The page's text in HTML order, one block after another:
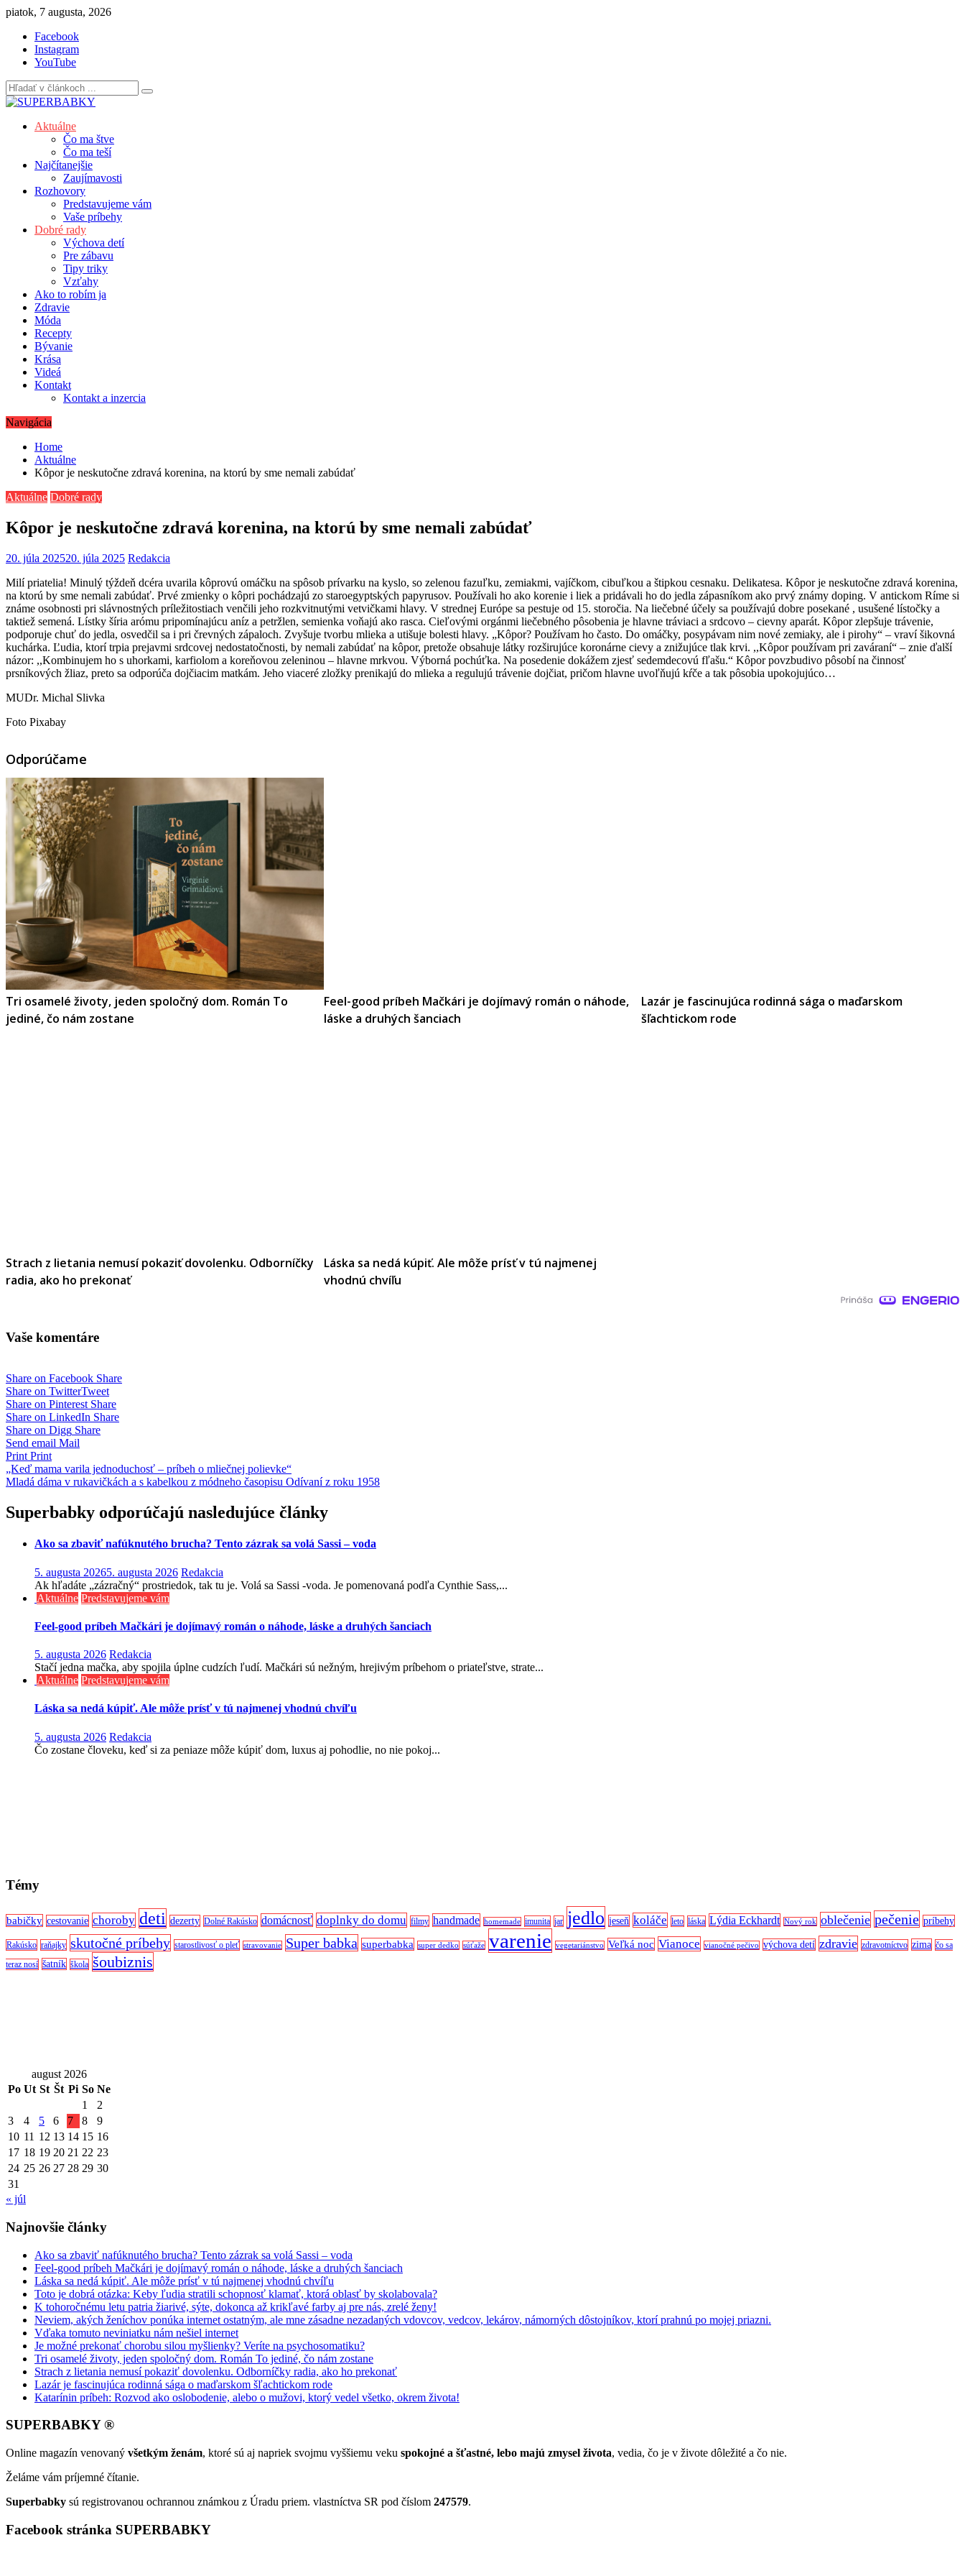
Skip
content
piatok, 7 augusta, 2026
Facebook
Instagram
YouTube
Aktuálne
Čo ma štve
Čo ma teší
Najčítanejšie
Zaujímavosti
Rozhovory
Predstavujeme vám
Vaše príbehy
Dobré rady
Výchova detí
Pre zábavu
Tipy triky
Vzťahy
Ako to robím ja
Zdravie
Móda
Recepty
Bývanie
Krása
Videá
Kontakt
Kontakt a inzercia
Navigácia
Home
Aktuálne
Kôpor je neskutočne zdravá korenina, na ktorú by sme nemali zabúdať
Aktuálne Dobré rady
Kôpor je neskutočne zdravá korenina, na ktorú by sme nemali zabúdať
20. júla 202520. júla 2025 Redakcia
Milí priatelia! Minulý týždeň dcéra uvarila kôprovú omáčku na spôsob prívarku na kyslo, so zelenou fazuľku, zemiakmi, vajíčkom, cibuľkou a štipkou cesnaku. Delikatesa. Kôpor je neskutočne zdravá korenina,
na ktorú by sme nemali zabúdať. Prvé zmienky o kôpri pochádzajú zo staroegyptských papyrusov. Používali ho ako korenie i liek a pridávali ho do jedla zápasníkom ako prvý známy doping. V antickom Ríme si
známe osobnosti pri slávnostných príležitostiach venčili jeho rozkvitnutými vetvičkami hlavy. V strednej Európe sa pestuje od 15. storočia. Na liečebné účely sa používajú dobre posekané , usušené lístočky a
taktiež semená. Lístky šíria arómu pripomínajúcu aníz a petržlen, semienka voňajú ako rasca. Cieľovými orgánmi liečebného pôsobenia je hlavne tráviaci a srdcovo – cievny aparát. Kôpor zlepšuje trávenie,
podporuje chuť do jedla, osvedčil sa i pri črevných zápaloch. Zvyšuje tvorbu mlieka a utišuje bolesti hlavy. „Kôpor? Používam ho často. Do omáčky, posypávam nim nové zemiaky, ale i pirohy“ – vraví šikovná
kuchárka. Ľudia, ktorí trpia prejavmi srdcovej nedostatočnosti, by nemali zabúdať na kôpor, pretože obsahuje látky rozširujúce koronárne cievy a znižujúce tlak krvi. ,,Kôpor používam pri zaváraní“ – znie ďalší
názor: ,,Kombinujem ho s uhorkami, karfiolom a koreňovou zeleninou – hlavne mrkvou. Výborná pochúťka. Na posedenie dokážem zjesť sedemdecovú fľašu.“ Kôpor povzbudivo pôsobí na činnosť
prsníkových žliaz, preto sa odporúča dojčiacim matkám. Jeho viaceré zložky prenikajú do mlieka a regulujú trávenie dojčiat, pričom hlavne uvoľňujú kŕče a tak pôsobia upokojujúco…
MUDr. Michal Slivka
Foto Pixabay
Odporúčame
Tri osamelé životy, jeden spoločný dom. Román To
jediné, čo nám zostane
Feel-good príbeh Mačkári je dojímavý román o náhode,
láske a druhých šanciach
Lazár je fascinujúca rodinná sága o maďarskom
šľachtickom rode
Strach z lietania nemusí pokaziť dovolenku. Odborníčky
radia, ako ho prekonať
Láska sa nedá kúpiť. Ale môže prísť v tú najmenej
vhodnú chvíľu
Vaše komentáre
Share on Facebook Share
Share on TwitterTweet
Share on Pinterest Share
Share on LinkedIn Share
Share on Digg Share
Send email Mail
Print Print
Navigácia
v
článku
„Keď mama varila jednoduchosť – príbeh o mliečnej polievke“
Mladá dáma v rukavičkách a s kabelkou z módneho časopisu Odívaní z roku 1958
Superbabky odporúčajú nasledujúce články
Ako sa zbaviť nafúknutého brucha? Tento zázrak sa volá Sassi – voda
5. augusta 20265. augusta 2026 Redakcia
Ak hľadáte „zázračný“ prostriedok, tak tu je. Volá sa Sassi -voda. Je pomenovaná podľa Cynthie Sass,...
Aktuálne Predstavujeme vám
Feel-good príbeh Mačkári je dojímavý román o náhode, láske a druhých šanciach
5. augusta 2026 Redakcia
Stačí jedna mačka, aby spojila úplne cudzích ľudí. Mačkári sú nežným, hrejivým príbehom o priateľstve, strate...
Aktuálne Predstavujeme vám
Láska sa nedá kúpiť. Ale môže prísť v tú najmenej vhodnú chvíľu
5. augusta 2026 Redakcia
Čo zostane človeku, keď si za peniaze môže kúpiť dom, luxus aj pohodlie, no nie pokoj...
Témy
babičky cestovanie choroby deti dezerty Dolné Rakúsko domácnosť doplnky do domu filmy handmade homemade imunita jar jedlo jeseň koláče leto láska Lýdia Eckhardt Nový rok oblečenie pečenie príbehy
Rakúsko raňajky skutočné príbehy starostlivosť o pleť stravovanie Super babka superbabka super dedko súťaže varenie vegetariánstvo Veľká noc Vianoce vianočné pečivo výchova detí zdravie zdravotníctvo zima čo sa
teraz nosí šatník škola šoubiznis
august 2026
Po Ut St Št Pi So Ne
1
2
3
4 5 6 7 8
9
10 11 12 13 14 15 16
17 18 19 20 21 22 23
24 25 26 27 28 29 30
31
« júl
Najnovšie články
Ako sa zbaviť nafúknutého brucha? Tento zázrak sa volá Sassi – voda
Feel-good príbeh Mačkári je dojímavý román o náhode, láske a druhých šanciach
Láska sa nedá kúpiť. Ale môže prísť v tú najmenej vhodnú chvíľu
Toto je dobrá otázka: Keby ľudia stratili schopnosť klamať, ktorá oblasť by skolabovala?
K tohoročnému letu patria žiarivé, sýte, dokonca až krikľavé farby aj pre nás, zrelé ženy!
Neviem, akých ženíchov ponúka internet ostatným, ale mne zásadne nezadaných vdovcov, vedcov, lekárov, námorných dôstojníkov, ktorí prahnú po mojej priazni.
Vďaka tomuto neviniatku nám nešiel internet
Je možné prekonať chorobu silou myšlienky? Veríte na psychosomatiku?
Tri osamelé životy, jeden spoločný dom. Román To jediné, čo nám zostane
Strach z lietania nemusí pokaziť dovolenku. Odborníčky radia, ako ho prekonať
Lazár je fascinujúca rodinná sága o maďarskom šľachtickom rode
Katarínin príbeh: Rozvod ako oslobodenie, alebo o mužovi, ktorý vedel všetko, okrem života!
SUPERBABKY ®
Online magazín venovaný všetkým ženám, ktoré sú aj napriek svojmu vyššiemu veku spokojné a šťastné, lebo majú zmysel života, vedia, čo je v živote dôležité a čo nie.
Želáme vám príjemné čítanie.
Superbabky sú registrovanou ochrannou známkou z Úradu priem. vlastníctva SR pod číslom 247579.
Facebook stránka SUPERBABKY